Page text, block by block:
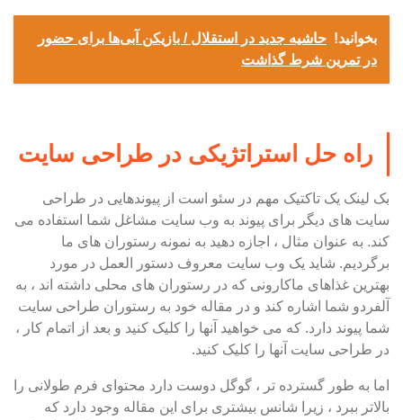
بخوانید! حاشیه جدید در استقلال / بازیکن آبی‌ها برای حضور
در تمرین شرط گذاشت
راه حل استراتژیکی در طراحی سایت
بک لینک یک تاکتیک مهم در سئو است از پیوندهایی در طراحی
سایت های دیگر برای پیوند به وب سایت مشاغل شما استفاده می
کند. به عنوان مثال ، اجازه دهید به نمونه رستوران های ما
برگردیم. شاید یک وب سایت معروف دستور العمل در مورد
بهترین غذاهای ماکارونی که در رستوران های محلی داشته اند ، به
آلفردو شما اشاره کند و در مقاله خود به رستوران طراحی سایت
شما پیوند دارد. که می خواهید آنها را کلیک کنید و بعد از اتمام کار ،
در طراحی سایت آنها را کلیک کنید.
اما به طور گسترده تر ، گوگل دوست دارد محتوای فرم طولانی را
بالاتر ببرد ، زیرا شانس بیشتری برای این مقاله وجود دارد که